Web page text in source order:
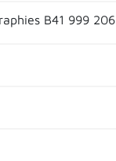
B41 999 206